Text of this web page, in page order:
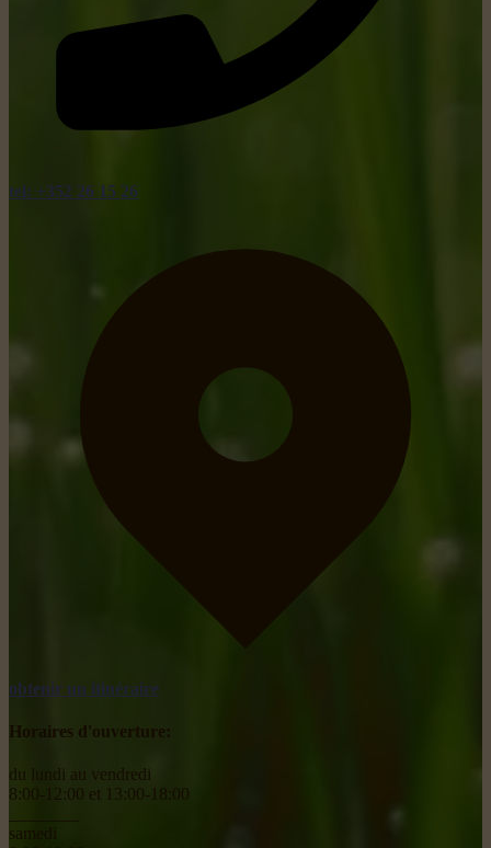
tel: +352 26 15 26
obtenir un itinéraire
Horaires d'ouverture:
du lundi au vendredi
8:00-12:00 et 13:00-18:00
samedi